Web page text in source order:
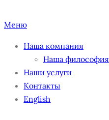
Меню
Наша компания
Наша философия
Наши услуги
Контакты
English